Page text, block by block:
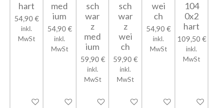
hart
54,90 €
inkl.
MwSt
In den Warenkorb
med
ium
54,90 €
inkl.
MwSt
In den Warenkorb
sch
war
z
med
ium
59,90 €
inkl.
MwSt
In den Warenkorb
sch
war
z
wei
ch
59,90 €
inkl.
MwSt
In den Warenkorb
wei
ch
54,90 €
inkl.
MwSt
In den Warenkorb
104
0x2
hart
109,50 €
inkl.
MwSt
In den